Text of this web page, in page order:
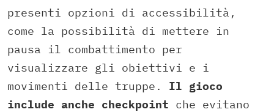
presenti opzioni di accessibilità,
come la possibilità di mettere in
pausa il combattimento per
visualizzare gli obiettivi e i
movimenti delle truppe. Il gioco
include anche checkpoint che evitano